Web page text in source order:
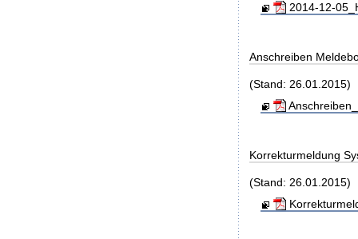
2014-12-
Anschreiben
(Stand: 26.01.2015)
Korrekturmeldung
(Stand: 26.01.2015)